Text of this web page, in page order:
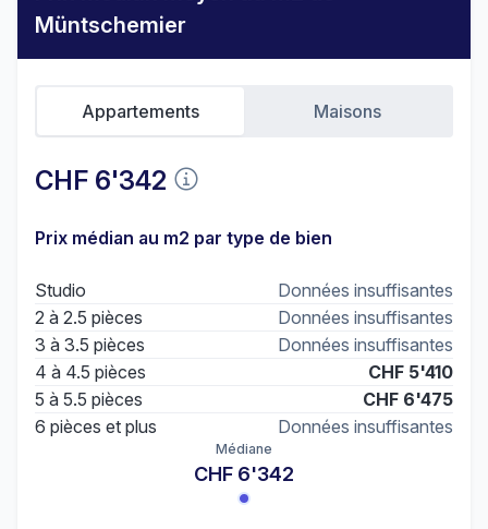
Müntschemier
CHF 6'342
Appartements Maisons
Prix médian au m2 par type de bien
Studio
Données insuffisantes
2 à 2.5 pièces
Données insuffisantes
3 à 3.5 pièces
Données insuffisantes
4 à 4.5 pièces
CHF 5'410
5 à 5.5 pièces
CHF 6'475
6 pièces et plus
Données insuffisantes
Médiane
CHF 6'342